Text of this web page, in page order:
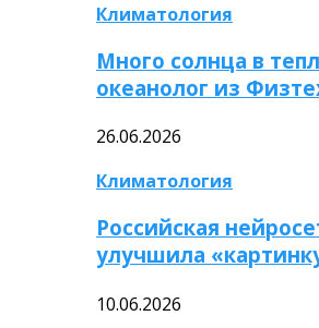
Климатология
Много солнца в
океанолог из
26.06.2026
Климатология
Российская
улучшила
10.06.2026